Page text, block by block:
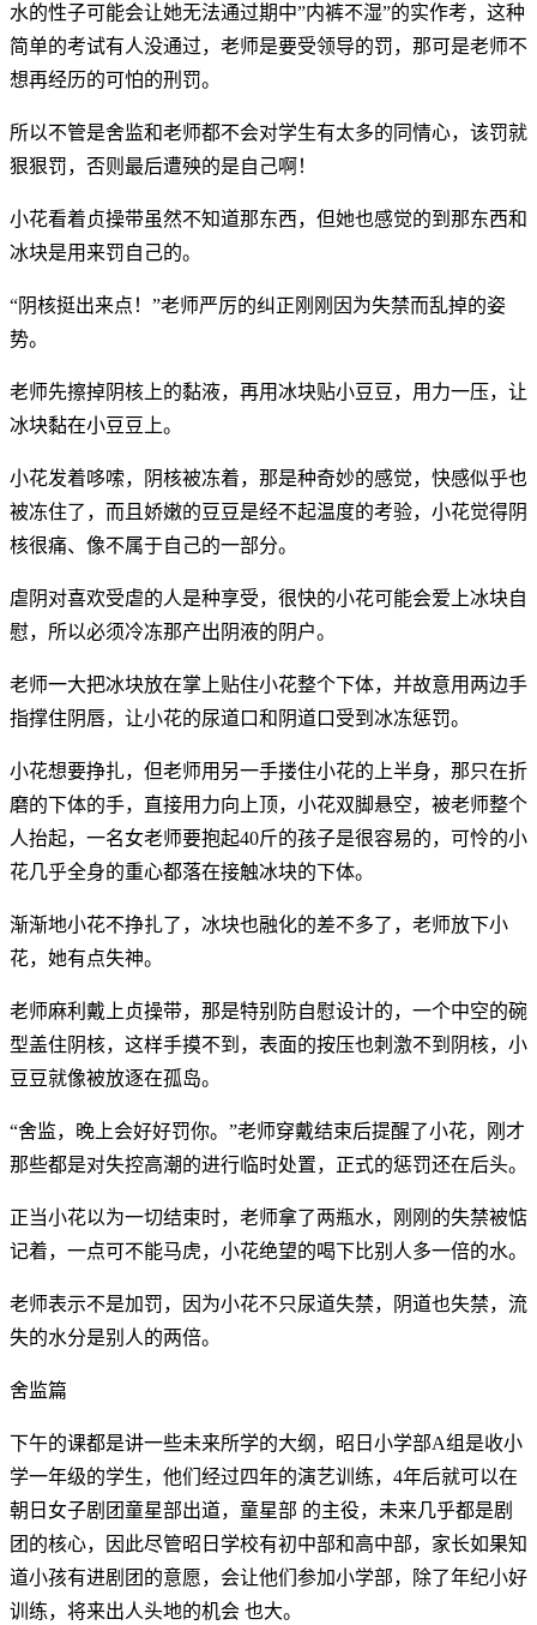
水的性子可能会让她无法通过期中”内裤不湿”的实作考，这种
简单的考试有人没通过，老师是要受领导的罚，那可是老师不
想再经历的可怕的刑罚。
所以不管是舍监和老师都不会对学生有太多的同情心，该罚就
狠狠罚，否则最后遭殃的是自己啊！
小花看着贞操带虽然不知道那东西，但她也感觉的到那东西和
冰块是用来罚自己的。
“阴核挺出来点！”老师严厉的纠正刚刚因为失禁而乱掉的姿
势。
老师先擦掉阴核上的黏液，再用冰块贴小豆豆，用力一压，让
冰块黏在小豆豆上。
小花发着哆嗦，阴核被冻着，那是种奇妙的感觉，快感似乎也
被冻住了，而且娇嫩的豆豆是经不起温度的考验，小花觉得阴
核很痛、像不属于自己的一部分。
虐阴对喜欢受虐的人是种享受，很快的小花可能会爱上冰块自
慰，所以必须冷冻那产出阴液的阴户。
老师一大把冰块放在掌上贴住小花整个下体，并故意用两边手
指撑住阴唇，让小花的尿道口和阴道口受到冰冻惩罚。
小花想要挣扎，但老师用另一手搂住小花的上半身，那只在折
磨的下体的手，直接用力向上顶，小花双脚悬空，被老师整个
人抬起，一名女老师要抱起40斤的孩子是很容易的，可怜的小
花几乎全身的重心都落在接触冰块的下体。
渐渐地小花不挣扎了，冰块也融化的差不多了，老师放下小
花，她有点失神。
老师麻利戴上贞操带，那是特别防自慰设计的，一个中空的碗
型盖住阴核，这样手摸不到，表面的按压也刺激不到阴核，小
豆豆就像被放逐在孤岛。
“舍监，晚上会好好罚你。”老师穿戴结束后提醒了小花，刚才
那些都是对失控高潮的进行临时处置，正式的惩罚还在后头。
正当小花以为一切结束时，老师拿了两瓶水，刚刚的失禁被惦
记着，一点可不能马虎，小花绝望的喝下比别人多一倍的水。
老师表示不是加罚，因为小花不只尿道失禁，阴道也失禁，流
失的水分是别人的两倍。
舍监篇
下午的课都是讲一些未来所学的大纲，昭日小学部A组是收小
学一年级的学生，他们经过四年的演艺训练，4年后就可以在
朝日女子剧团童星部出道，童星部 的主役，未来几乎都是剧
团的核心，因此尽管昭日学校有初中部和高中部，家长如果知
道小孩有进剧团的意愿，会让他们参加小学部，除了年纪小好
训练，将来出人头地的机会 也大。